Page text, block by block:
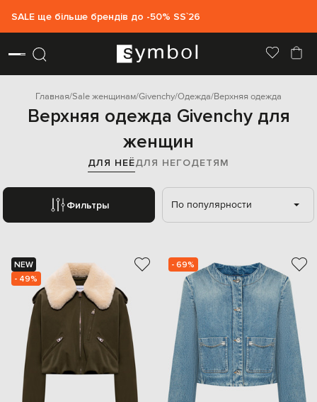
SALE ще більше брендів до -50% SS`26
Главная Sale женщинам Givenchy Одежда Верхняя одежда
Верхняя одежда Givenchy для
женщин
ДЛЯ НЕЁДЛЯ НЕГОДЕТЯМ
Фильтры По популярности
NEW
- 49%
- 69%